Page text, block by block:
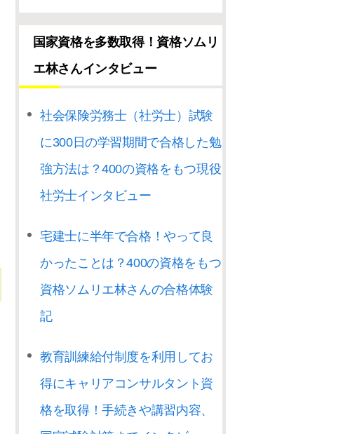
国家資格を多数取得！資格ソムリ
エ林さんインタビュー
社会保険労務士（社労士）試験
に300日の学習期間で合格した勉
強方法は？400の資格をもつ現役
社労士インタビュー
宅建士に半年で合格！やって良
かったことは？400の資格をもつ
資格ソムリエ林さんの合格体験
記
教育訓練給付制度を利用してお
得にキャリアコンサルタント資
格を取得！手続きや講習内容、